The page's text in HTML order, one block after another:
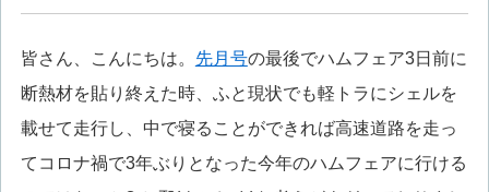
皆さん、こんにちは。 先月号の最後でハムフェア3日前に
断熱材を貼り終えた時、ふと現状でも軽トラにシェルを
載せて走行し、中で寝ることができれば高速道路を走っ
てコロナ禍で3年ぶりとなった今年のハムフェアに行ける